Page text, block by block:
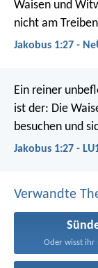
Waisen und
nicht am
Jakobus 1:27 -
Ein reiner
ist der: Die
besuchen und
Jakobus 1:27 -
Verwandte
Oder wisst ihr